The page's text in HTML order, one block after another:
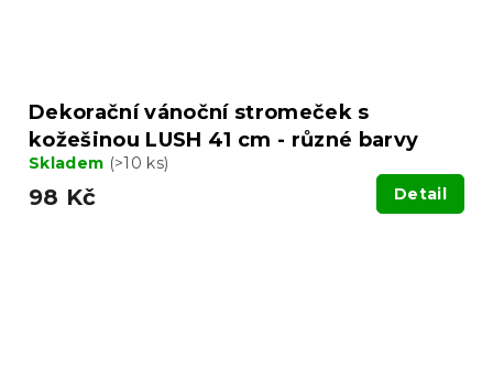
Dekorační vánoční stromeček s
kožešinou LUSH 41 cm - různé barvy
Skladem (>10 ks)
98 Kč Detail